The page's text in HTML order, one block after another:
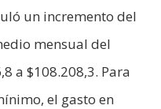
un incremento del
mensual del
a $108.208,3. Para
el gasto en